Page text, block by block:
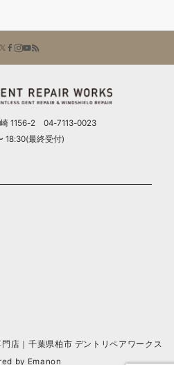
1156-2 04-7113-0023
18:30(最終受付)
店｜千葉県柏市 デントリペアワークス
by Emanon